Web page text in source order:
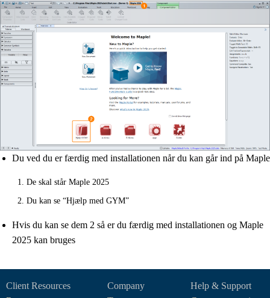
Du ved du er færdig med installationen når du kan går ind på Maple
De skal står Maple 2025
Du kan se “Hjælp med GYM”
Hvis du kan se dem 2 så er du færdig med installationen og Maple
2025 kan bruges
Client Resources
Company
Help & Support